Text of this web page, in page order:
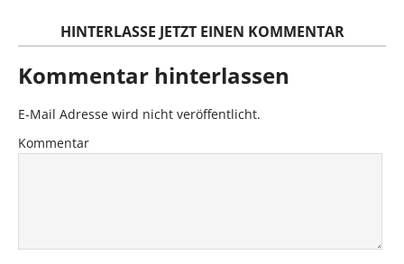
HINTERLASSE JETZT EINEN KOMMENTAR
Kommentar hinterlassen
E-Mail Adresse wird nicht veröffentlicht.
Kommentar